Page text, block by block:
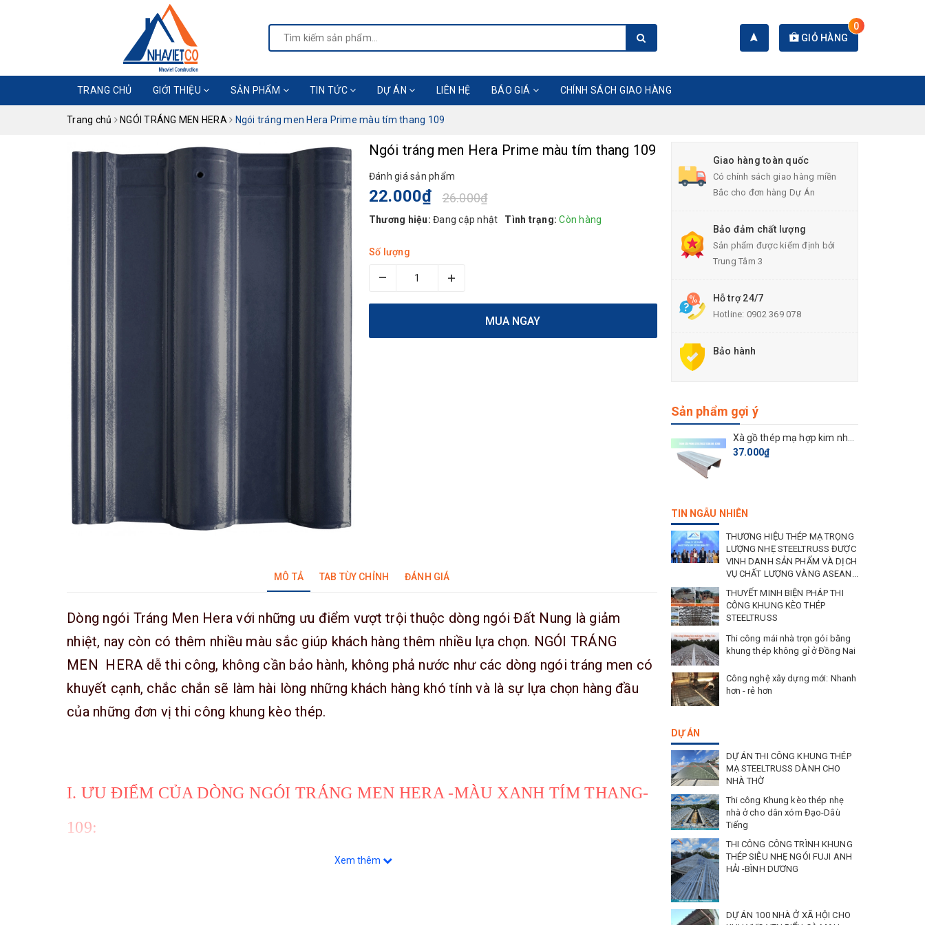
GIỎ HÀNG
0
TRANG CHỦ GIỚI THIỆU SẢN PHẨM TIN TỨC DỰ ÁN LIÊN HỆ BÁO GIÁ CHÍNH SÁCH GIAO HÀNG
Trang chủ NGÓI TRÁNG MEN HERA Ngói tráng men Hera Prime màu tím thang 109
Ngói tráng men Hera Prime màu tím thang 109
Đánh giá sản phẩm
22.000₫ 26.000₫
Thương hiệu: Đang cập nhật Tình trạng: Còn hàng
Số lượng
– +
MUA NGAY
MÔ TẢ TAB TÙY CHỈNH ĐÁNH GIÁ
Dòng ngói Tráng Men Hera với những ưu điểm vượt trội thuộc dòng ngói Đất Nung là giảm
nhiệt, nay còn có thêm nhiều màu sắc giúp khách hàng thêm nhiều lựa chọn. NGÓI TRÁNG
MEN HERA dễ thi công, không cần bảo hành, không phả nước như các dòng ngói tráng men có
khuyết cạnh, chắc chắn sẽ làm hài lòng những khách hàng khó tính và là sự lựa chọn hàng đầu
của những đơn vị thi công khung kèo thép.
I. ƯU ĐIỂM CỦA DÒNG NGÓI TRÁNG MEN HERA -MÀU XANH TÍM THANG-
109:
- Bề mặt láng mịn-có khả năng tự làm sạch nhanh chóng. NGÓI HERA là sản phẩm ngói
Xem thêm
Giao hàng toàn quốc
Có chính sách giao hàng miền
Bắc cho đơn hàng Dự Án
Bảo đảm chất lượng
Sản phẩm được kiểm định bởi
Trung Tâm 3
Hỗ trợ 24/7
Hotline: 0902 369 078
Bảo hành
Sản phẩm gợi ý
37.000₫
TIN NGẪU NHIÊN
THƯƠNG HIỆU THÉP MẠ TRỌNG
LƯỢNG NHẸ STEELTRUSS ĐƯỢC
VINH DANH SẢN PHẨM VÀ DỊCH
VỤ CHẤT LƯỢNG VÀNG ASEAN...
THUYẾT MINH BIỆN PHÁP THI
CÔNG KHUNG KÈO THÉP
STEELTRUSS
Thi công mái nhà trọn gói bằng
khung thép không gỉ ở Đồng Nai
Công nghệ xây dựng mới: Nhanh
hơn - rẻ hơn
DỰ ÁN
DỰ ÁN THI CÔNG KHUNG THÉP
MẠ STEELTRUSS DÀNH CHO
NHÀ THỜ
Thi công Khung kèo thép nhẹ
nhà ở cho dân xóm Đạo-Dâù
Tiếng
THI CÔNG CÔNG TRÌNH KHUNG
THÉP SIÊU NHẸ NGÓI FUJI ANH
HẢI -BÌNH DƯƠNG
DỰ ÁN 100 NHÀ Ở XÃ HỘI CHO